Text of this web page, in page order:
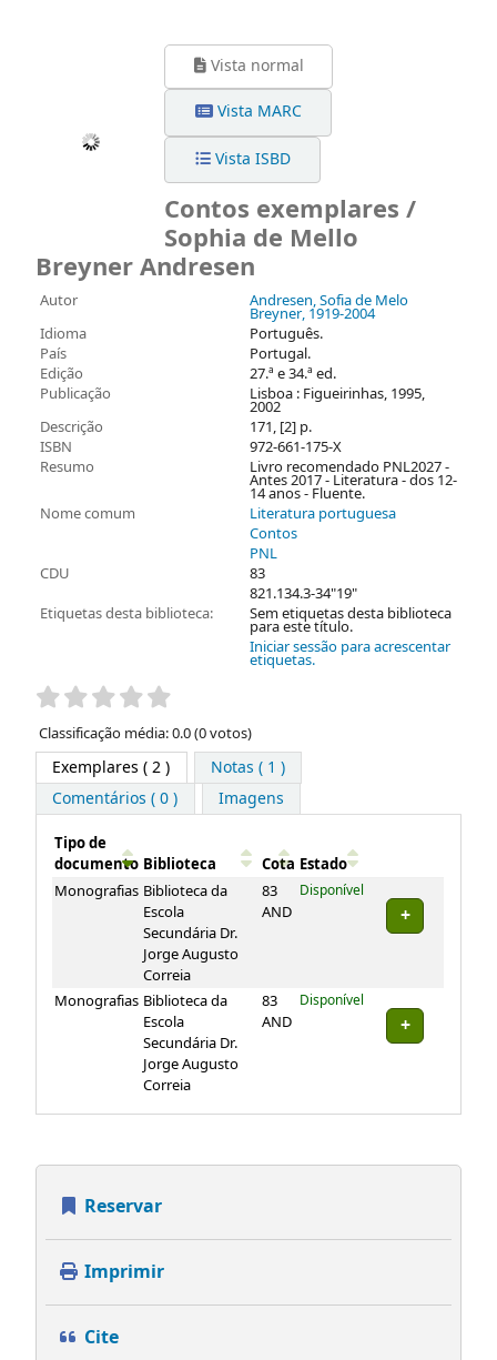
Vista normal
Vista MARC
Vista ISBD
Contos exemplares /
Sophia de Mello
Breyner Andresen
Autor Andresen, Sofia de Melo
Breyner, 1919-2004
Idioma
Português.
País
Portugal.
Edição
27.ª e 34.ª ed.
Publicação
Lisboa : Figueirinhas, 1995,
2002
Descrição
171, [2] p.
ISBN
972-661-175-X
Resumo
Livro recomendado PNL2027 -
Antes 2017 - Literatura - dos 12-
14 anos - Fluente.
Nome comum
Literatura portuguesa
Contos
PNL
CDU
83
821.134.3-34"19"
Etiquetas desta biblioteca:
Sem etiquetas desta biblioteca
para este título.
Iniciar sessão para acrescentar
etiquetas.
Pontuação
Classificação média: 0.0 (0 votos)
Exemplares ( 2 )
Notas ( 1 )
Comentários ( 0 )
Imagens
Exemplares
Tipo de
documento Biblioteca Cota Estado
Monografias Biblioteca da
Escola
Secundária Dr.
Jorge Augusto
Correia
83
AND
Disponível
Monografias Biblioteca da
Escola
Secundária Dr.
Jorge Augusto
Correia
83
AND
Disponível
Reservar
Imprimir
Cite